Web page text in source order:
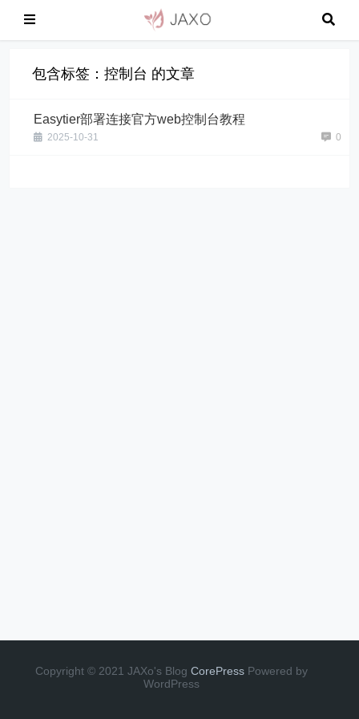
包含标签：控制台 的文章
Easytier部署连接官方web控制台教程
2025-10-31 0
Copyright © 2021 JAXo's Blog CorePress Powered by
WordPress